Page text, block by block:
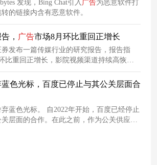
发现，Bing Chat引入 广告为恶意软件打
的链接内含有恶意软件。
， 广告市场8月环比重回正增长
券发布一篇传媒行业的研究报告，报告指
比重回正增长，影院视频渠道持续高恢复
色光标，百度已停止与其公关层面合
年开始，百度已经停止
层面的合作。在此之前，作为公关供应
损。